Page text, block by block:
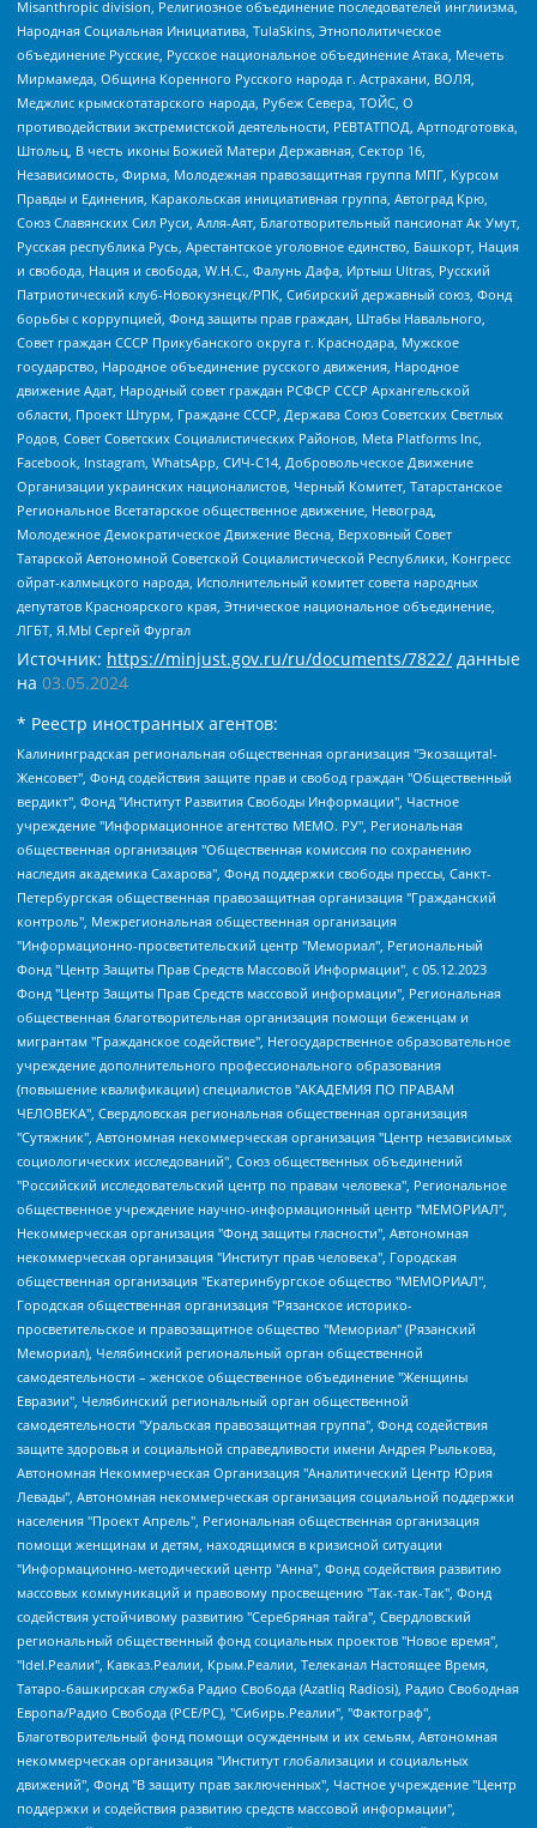
Misanthropic division, Религиозное объединение последователей инглиизма,
Народная Социальная Инициатива, TulaSkins, Этнополитическое
объединение Русские, Русское национальное объединение Атака, Мечеть
Мирмамеда, Община Коренного Русского народа г. Астрахани, ВОЛЯ,
Меджлис крымскотатарского народа, Рубеж Севера, ТОЙС, О
противодействии экстремистской деятельности, РЕВТАТПОД, Артподготовка,
Штольц, В честь иконы Божией Матери Державная, Сектор 16,
Независимость, Фирма, Молодежная правозащитная группа МПГ, Курсом
Правды и Единения, Каракольская инициативная группа, Автоград Крю,
Союз Славянских Сил Руси, Алля-Аят, Благотворительный пансионат Ак Умут,
Русская республика Русь, Арестантское уголовное единство, Башкорт, Нация
и свобода, Нация и свобода, W.H.С., Фалунь Дафа, Иртыш Ultras, Русский
Патриотический клуб-Новокузнецк/РПК, Сибирский державный союз, Фонд
борьбы с коррупцией, Фонд защиты прав граждан, Штабы Навального,
Совет граждан СССР Прикубанского округа г. Краснодара, Мужское
государство, Народное объединение русского движения, Народное
движение Адат, Народный совет граждан РСФСР СССР Архангельской
области, Проект Штурм, Граждане СССР, Держава Союз Советских Светлых
Родов, Совет Советских Социалистических Районов, Meta Platforms Inc,
Facebook, Instagram, WhatsApp, СИЧ-С14, Добровольческое Движение
Организации украинских националистов, Черный Комитет, Татарстанское
Региональное Всетатарское общественное движение, Невоград,
Молодежное Демократическое Движение Весна, Верховный Совет
Татарской Автономной Советской Социалистической Республики, Конгресс
ойрат-калмыцкого народа, Исполнительный комитет совета народных
депутатов Красноярского края, Этническое национальное объединение,
ЛГБТ, Я.МЫ Сергей Фургал
Источник: https://minjust.gov.ru/ru/documents/7822/ данные
на 03.05.2024
* Реестр иностранных агентов:
Калининградская региональная общественная организация "Экозащита!-Женсовет", Фонд содействия защите прав и свобод граждан "Общественный вердикт", Фонд "Институт Развития Свободы Информации", Частное учреждение "Информационное агентство МЕМО. РУ", Региональная общественная организация "Общественная комиссия по сохранению наследия академика Сахарова", Фонд поддержки свободы прессы, Санкт-Петербургская общественная правозащитная организация "Гражданский контроль", Межрегиональная общественная организация "Информационно-просветительский центр "Мемориал", Региональный Фонд "Центр Защиты Прав Средств Массовой Информации", с 05.12.2023 Фонд "Центр Защиты Прав Средств массовой информации", Региональная общественная благотворительная организация помощи беженцам и мигрантам "Гражданское содействие", Негосударственное образовательное учреждение дополнительного профессионального образования (повышение квалификации) специалистов "АКАДЕМИЯ ПО ПРАВАМ ЧЕЛОВЕКА", Свердловская региональная общественная организация "Сутяжник", Автономная некоммерческая организация "Центр независимых социологических исследований", Союз общественных объединений "Российский исследовательский центр по правам человека", Региональное общественное учреждение научно-информационный центр "МЕМОРИАЛ", Некоммерческая организация "Фонд защиты гласности", Автономная некоммерческая организация "Институт прав человека", Городская общественная организация "Екатеринбургское общество "МЕМОРИАЛ", Городская общественная организация "Рязанское историко-просветительское и правозащитное общество "Мемориал" (Рязанский Мемориал), Челябинский региональный орган общественной самодеятельности – женское общественное объединение "Женщины Евразии", Челябинский региональный орган общественной самодеятельности "Уральская правозащитная группа", Фонд содействия защите здоровья и социальной справедливости имени Андрея Рылькова, Автономная Некоммерческая Организация "Аналитический Центр Юрия Левады", Автономная некоммерческая организация социальной поддержки населения "Проект Апрель", Региональная общественная организация помощи женщинам и детям, находящимся в кризисной ситуации "Информационно-методический центр "Анна", Фонд содействия развитию массовых коммуникаций и правовому просвещению "Так-так-Так", Фонд содействия устойчивому развитию "Серебряная тайга", Свердловский региональный общественный фонд социальных проектов "Новое время", "Idel.Реалии", Кавказ.Реалии, Крым.Реалии, Телеканал Настоящее Время, Татаро-башкирская служба Радио Свобода (Azatliq Radiosi), Радио Свободная Европа/Радио Свобода (PCE/PC), "Сибирь.Реалии", "Фактограф", Благотворительный фонд помощи осужденным и их семьям, Автономная некоммерческая организация "Институт глобализации и социальных движений", Фонд "В защиту прав заключенных", Частное учреждение "Центр поддержки и содействия развитию средств массовой информации", Пензенский региональный общественный благотворительный фонд "Гражданский союз", "Север.Реалии", Некоммерческая организация Фонд "Правовая инициатива", Общество с ограниченной ответственностью "Радио Свободная Европа/Радио Свобода", Чешское информационное агентство "MEDIUM-ORIENT", Красноярская региональная общественная организация "Мы против СПИДа", Камалягин Денис Николаевич, Маркелов Сергей Евгеньевич, Пономарев Лев Александрович, Савицкая Людмила Алексеевна, Автономная некоммерческая организация "Центр по работе с проблемой насилия "НАСИЛИЮ.НЕТ", Межрегиональный профессиональный союз работников здравоохранения "Альянс врачей", Юридическое лицо, зарегистрированное в Латвийской Республике, SIA "Medusa Project" (регистрационный номер 40103797863, дата регистрации 10.06.2014), Некоммерческая организация "Фонд по борьбе с коррупцией", Автономная некоммерческая организация "Институт права и публичной политики", Баданин Роман Сергеевич, Гликин Максим Александрович, Железнова Мария Михайловна, Лукьянова Юлия Сергеевна, Маетная Елизавета Витальевна, Маняхин Петр Борисович, Чуракова Ольга Владимировна, Ярош Юлия Петровна, Юридическое лицо "The Insider SIA", зарегистрированное в Риге, Латвийская Республика (дата регистрации 26.06.2015), являющееся администратором доменного имени интернет-издания "The Insider SIA", https://theins.ru, Постернак Алексей Евгеньевич, Рубин Михаил Аркадьевич, Анин Роман Александрович, Юридическое лицо Istories fonds, зарегистрированное в Латвийской Республике (регистрационный номер 50008295751, дата регистрации 24.02.2020), Великовский Дмитрий Александрович, Долинина Ирина Николаевна, Мароховская Алеся Алексеевна, Шлейнов Роман Юрьевич, Шмагун Олеся Валентиновна, Общество с ограниченной ответственностью "Альтаир 2021", Общество с ограниченной ответственностью "Вега 2021", Общество с ограниченной ответственностью "Главный редактор 2021", Общество с ограниченной ответственностью "Ромашки монолит", Важенков Артем Валерьевич, Ивановская областная общественная организация "Центр гендерных исследований", Гурман Юрий Альбертович, Медиапроект "ОВД-Инфо", Егоров Владимир Владимирович, Жилинский Владимир Александрович, Общество с ограниченной ответственностью "ЗП", Иванова София Юрьевна, Карезина Инна Павловна, Кильтау Екатерина Викторовна, Петров Алексей Викторович, Пискунов Сергей Евгеньевич, Смирнов Сергей Сергеевич, Тихонов Михаил Сергеевич, Общество с ограниченной ответственностью "ЖУРНАЛИСТ-ИНОСТРАННЫЙ АГЕНТ", Арапова Галина Юрьевна, Вольтская Татьяна Анатольевна, Американская компания "Mason G.E.S. Anonymous Foundation" (США), являющаяся владельцем интернет-издания https://mnews.world/, Компания "Stichting Bellingcat", зарегистрированная в Нидерландах (дата регистрации 11.07.2018), Захаров Андрей Вячеславович, Клепиковская Екатерина Дмитриевна, Общество с ограниченной ответственностью "МЕМО", Перл Роман Александрович, Симонов Евгений Алексеевич, Соловьева Елена Анатольевна, Сотников Даниил Владимирович, Сурначева Елизавета Дмитриевна, Автономная некоммерческая организация по защите прав человека и информированию населения "Якутия – Наше Мнение", Общество с ограниченной ответственностью "Москоу диджитал медиа", с 26.01.2023 Общество с ограниченной ответственностью "Чайка Белые сады", Ветошкина Валерия Валерьевна, Заговора Максим Александрович, Межрегиональное общественное движение "Российская ЛГБТ - сеть", Оленичев Максим Владимирович, Павлов Иван Юрьевич, Скворцова Елена Сергеевна, Общество с ограниченной ответственностью "Как бы инагент", Кочетков Игорь Викторович, Общество с ограниченной ответственностью "Честные выборы", Еланчик Олег Александрович, Общество с ограниченной ответственностью "Нобелевский призыв", Гималова Регина Эмилевна, Григорьев Андрей Валерьевич, Григорьева Алина Александровна, Ассоциация по содействию защите прав призывников, альтернативнослужащих и военнослужащих "Правозащитная группа "Гражданин.Армия.Право", Хисамова Регина Фаритовна, Автономная некоммерческая организация по реализации социально-правовых программ "Лилит", Дальневосточное общественное движение "Маяк", Санкт-Петербургская ЛГБТ-инициативная группа "Выход", Инициативная группа ЛГБТ+ "Реверс", Алексеев Андрей Викторович, Бекбулатова Таисия Львовна, Беляев Иван Михайлович, Владыкина Елена Сергеевна, Гельман Марат Александрович, Никульшина Вероника Юрьевна, Толоконникова Надежда Андреевна, Шендерович Виктор Анатольевич, Общество с ограниченной ответственностью "Данное сообщение", Общество с ограниченной ответственностью Издательский дом "Новая глава", Айнбиндер Александра Александровна, Московский комьюнити-центр для ЛГБТ+инициатив, Благотворительный фонд развития филантропии, Deutsche Welle (Германия, Kurt-Schumacher-Strasse 3, 53113 Bonn), Борзунова Мария Михайловна, Воробьев Виктор Викторович, Голубева Анна Львовна, Константинова Алла Михайловна, Малкова Ирина Владимировна, Мурадов Мурад Абдулгалимович, Осетинская Елизавета Николаевна, Понасенков Евгений Николаевич, Ганапольский Матвей Юрьевич, Киселев Евгений Алексеевич, Борухович Ирина Григорьевна, Дремин Иван Тимофеевич, Дубровский Дмитрий Викторович, Красноярская региональная общественная организация поддержки и развития альтернативных образовательных технологий и межкультурных коммуникаций "ИНТЕРРА", Маяковская Екатерина Алексеевна, Фейгин Марк Захарович, Филимонов Андрей Викторович, Дзугкоева Регина Николаевна, Доброхотов Роман Александрович, Дудь Юрий Александрович, Елкин Сергей Владимирович, Кругликов Кирилл Игоревич, Сабунаева Мария Леонидовна, Семенов Алексей Владимирович, Шаинян Карен Багратович, Шульман Екатерина Михайловна, Асафьев Артур Валерьевич, Вахштайн Виктор Семенович, Венедиктов Алексей Алексеевич, Лушникова Екатерина Евгеньевна, Волков Леонид Михайлович, Невзоров Александр Глебович, Пархоменко Сергей Борисович, Сироткин Ярослав Николаевич, Кара-Мурза Владимир Владимирович, Баранова Наталья Владимировна, Гозман Леонид Яковлевич, Кагарлицкий Борис Юльевич, Климарев Михаил Валерьевич, Милов Владимир Станиславович, Автономная некоммерческая организация Краснодарский центр современного искусства "Типография", Моргенштерн Алишер Тагирович, Соболь Любовь Эдуардовна, Общество с ограниченной ответственностью "ЛИЗА НОРМ", Каспаров Гарри Кимович, Ходорковский Михаил Борисович, Общество с ограниченной ответственностью "Апрельские тезисы", Данилович Ирина Брониславовна, Кашин Олег Владимирович, Петров Николай Владимирович, Пивоваров Алексей Владимирович, Соколов Михаил Владимирович, Цветкова Юлия Владимировна, Чичваркин Евгений Александрович, Комитет против пыток/Команда против пыток, Общество с ограниченной ответственностью "Первый научный", Общество с ограниченной ответственностью "Вертолет и ко", Белоцерковская Вероника Борисовна, Кац Максим Евгеньевич, Лазарева Татьяна Юрьевна, Шаведдинов Руслан Табризович, Яшин Илья Валерьевич, Общество с ограниченной ответственностью "Иноагент ААВ", Алешковский Дмитрий Петрович, Альбац Евгения Марковна, Быков Дмитрий Львович, Галямина Юлия Евгеньевна, Лойко Сергей Леонидович, Мартынов Кирилл Константинович, Медведев Сергей Александрович, Крашенинников Федор Геннадиевич, Гордеева Катерина Вл